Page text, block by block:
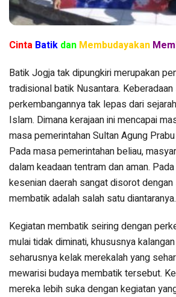
Cinta Batik dan Membudayakan
Batik Jogja tak dipungkiri merupakan
tradisional batik Nusantara.
perkembangannya tak lepas dari
Islam. Dimana kerajaan ini mencapai
masa pemerintahan Sultan Agung
Pada masa pemerintahan beliau,
dalam keadaan tentram dan aman.
kesenian daerah sangat disorot
membatik adalah salah satu diantaranya.
Kegiatan membatik seiring dengan
mulai tidak diminati, khususnya
seharusnya kelak merekalah yang
mewarisi budaya membatik tersebut.
mereka lebih suka dengan kegiatan